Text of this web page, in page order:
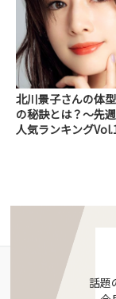
北川景子さんの体
の秘訣とは？～先
人気ランキング
話題